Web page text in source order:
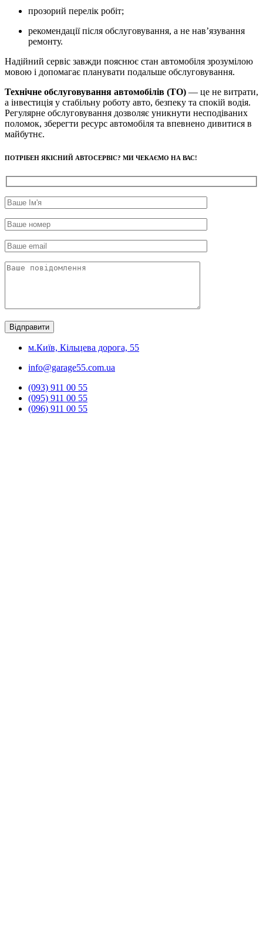
прозорий перелік робіт;
рекомендації після обслуговування, а не нав’язування
ремонту.
Надійний сервіс завжди пояснює стан автомобіля зрозумілою
мовою і допомагає планувати подальше обслуговування.
Технічне обслуговування автомобілів (ТО) — це не витрати,
а інвестиція у стабільну роботу авто, безпеку та спокій водія.
Регулярне обслуговування дозволяє уникнути несподіваних
поломок, зберегти ресурс автомобіля та впевнено дивитися в
майбутнє.
ПОТРІБЕН ЯКІСНИЙ АВТОСЕРВІС? МИ ЧЕКАЄМО НА ВАС!
м.Київ, Кільцева дорога, 55
info@garage55.com.ua
(093) 911 00 55
(095) 911 00 55
(096) 911 00 55